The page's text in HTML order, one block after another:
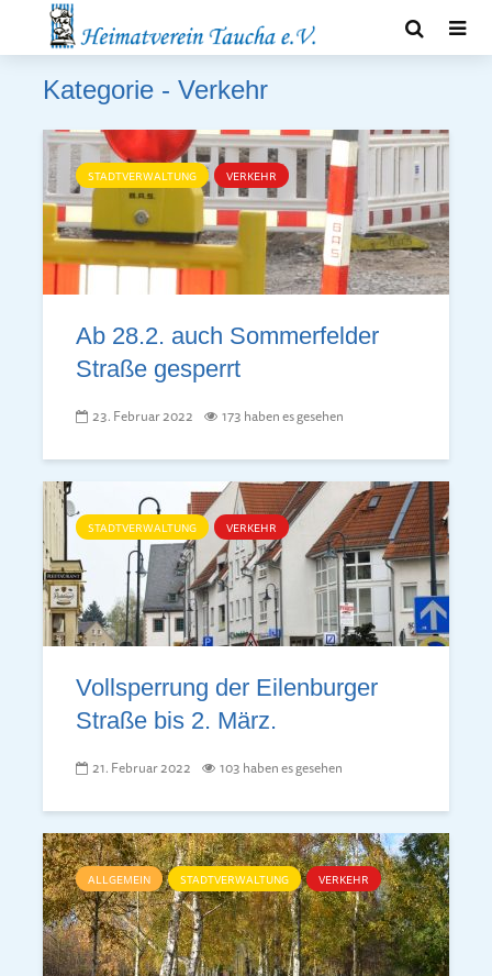
Kategorie - Verkehr
STADTVERWALTUNG VERKEHR
Ab 28.2. auch Sommerfelder
Straße gesperrt
23. Februar 2022 173 haben es gesehen
STADTVERWALTUNG VERKEHR
Vollsperrung der Eilenburger
Straße bis 2. März.
21. Februar 2022 103 haben es gesehen
ALLGEMEIN STADTVERWALTUNG VERKEHR